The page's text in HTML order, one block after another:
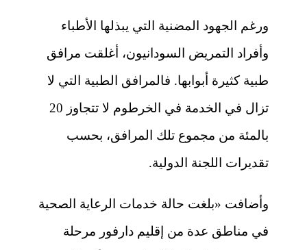
ورغم الجهود المضنية التي يبذلها الأطباء
وأفراد التمريض السودانيون، أغلقت مرافق
طبية كثيرة أبوابها. فالمرافق الطبية التي لا
تزال في الخدمة في الخرطوم لا تتجاوز 20
بالمئة من مجموع تلك المرافق، بحسب
تقديرات اللجنة الدولية.
وأضافت «بلغت حالة خدمات الرعاية الصحية
في مناطق عدة من إقليم دارفور مرحلة